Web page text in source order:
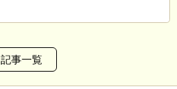
記事一覧